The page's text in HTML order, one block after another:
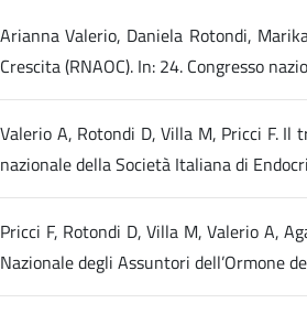
Arianna Valerio, Daniela Rotondi,
Crescita (RNAOC). In: 24. Congresso
Valerio A, Rotondi D, Villa M, Pricci F. Il
nazionale della Società Italiana di
Pricci F, Rotondi D, Villa M, Valerio A,
Nazionale degli Assuntori dell’Ormone